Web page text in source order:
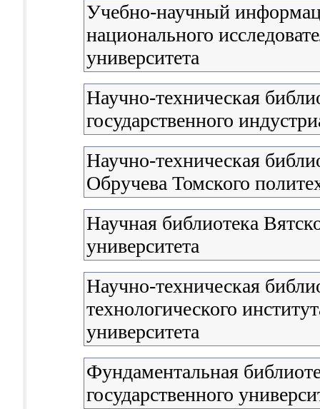
Учебно-научный
национального
университета
Научно-техническая
государственного
Научно-техническая
Обручева Томского
Научная библиотека
университета
Научно-техническая
технологического
университета
Фундаментальная
государственного